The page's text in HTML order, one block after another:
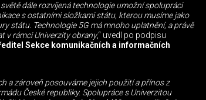
dále rozvíjená technologie umožní spolupráci
s ostatními složkami státu, kterou musíme jako
státu. Technologie 5G má mnoho uplatnění, a právě
v rámci Univerzity obrany,“ uvedl po podpisu
Sekce komunikačních a informačních
a zároveň posouváme jejich použití a přínos z
České republiky. Spolupráce s Univerzitou